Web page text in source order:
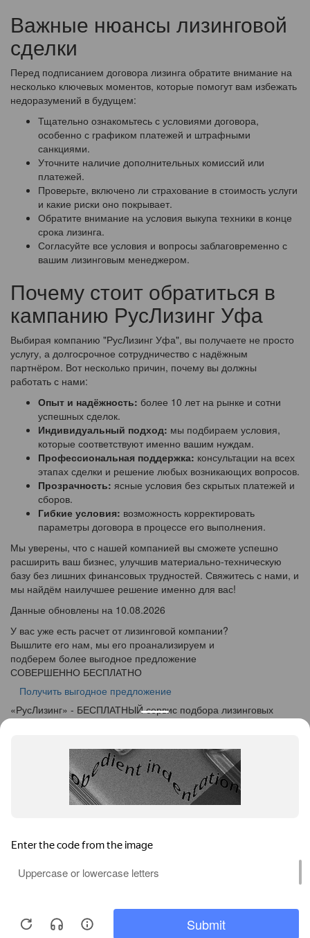
Важные нюансы лизинговой
сделки
Перед подписанием договора лизинга обратите внимание на
несколько ключевых моментов, которые помогут вам избежать
недоразумений в будущем:
Тщательно ознакомьтесь с условиями договора,
особенно с графиком платежей и штрафными
санкциями.
Уточните наличие дополнительных комиссий или
платежей.
Проверьте, включено ли страхование в стоимость услуги
и какие риски оно покрывает.
Обратите внимание на условия выкупа техники в конце
срока лизинга.
Согласуйте все условия и вопросы заблаговременно с
вашим лизинговым менеджером.
Почему стоит обратиться в
кампанию РусЛизинг Уфа
Выбирая компанию "РусЛизинг Уфа", вы получаете не просто
услугу, а долгосрочное сотрудничество с надёжным
партнёром. Вот несколько причин, почему вы должны
работать с нами:
Опыт и надёжность: более 10 лет на рынке и сотни
успешных сделок.
Индивидуальный подход: мы подбираем условия,
которые соответствуют именно вашим нуждам.
Профессиональная поддержка: консультации на всех
этапах сделки и решение любых возникающих вопросов.
Прозрачность: ясные условия без скрытых платежей и
сборов.
Гибкие условия: возможность корректировать
параметры договора в процессе его выполнения.
Мы уверены, что с нашей компанией вы сможете успешно
расширить ваш бизнес, улучшив материально-техническую
базу без лишних финансовых трудностей. Свяжитесь с нами, и
мы найдём наилучшее решение именно для вас!
Данные обновлены на 10.08.2026
У вас уже есть расчет от лизинговой компании?
Вышлите его нам, мы его проанализируем и
подберем более выгодное предложение
СОВЕРШЕННО БЕСПЛАТНО
Получить выгодное предложение
«РусЛизинг» - БЕСПЛАТНЫЙ сервис подбора лизинговых
+7 (495) 103-49-76
450019, Республика Башкортостан, г. Уфа, ул. Рижская, дом
Калькулятор
Кейсы Клиентам
О компании
Контакты
Политика конфиденциальности